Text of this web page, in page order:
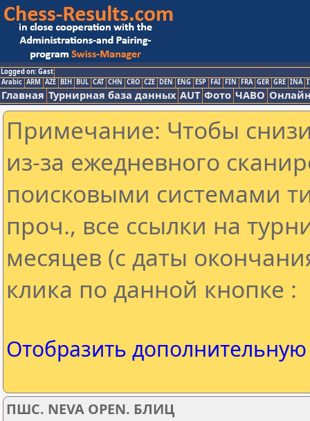
Logged on: Gast
Arabic ARM AZE BIH BUL CAT CHN CRO CZE DEN ENG ESP FAI FIN FRA GER GRE INA
Главная Турнирная база данных AUT Фото ЧАВО
Примечание: Чтобы
из-за ежедневного
поисковыми системами
проч., все ссылки на
месяцев (с даты
клика по данной кнопке :
Отобразить
ПШС. NEVA OPEN. БЛИЦ